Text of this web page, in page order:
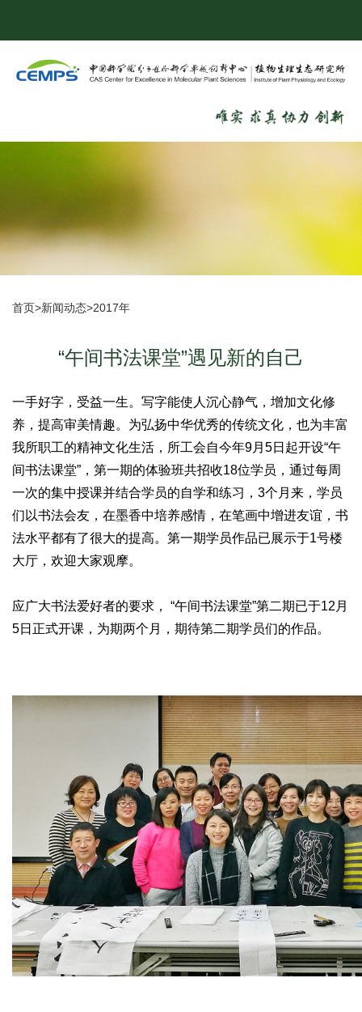
首页>新闻动态>2017年
“午间书法课堂”遇见新的自己
一手好字，受益一生。写字能使人沉心静气，增加文化修
养，提高审美情趣。为弘扬中华优秀的传统文化，也为丰富
我所职工的精神文化生活，所工会自今年9月5日起开设“午
间书法课堂”，第一期的体验班共招收18位学员，通过每周
一次的集中授课并结合学员的自学和练习，3个月来，学员
们以书法会友，在墨香中培养感情，在笔画中增进友谊，书
法水平都有了很大的提高。第一期学员作品已展示于1号楼
大厅，欢迎大家观摩。
应广大书法爱好者的要求， “午间书法课堂”第二期已于12月
5日正式开课，为期两个月，期待第二期学员们的作品。